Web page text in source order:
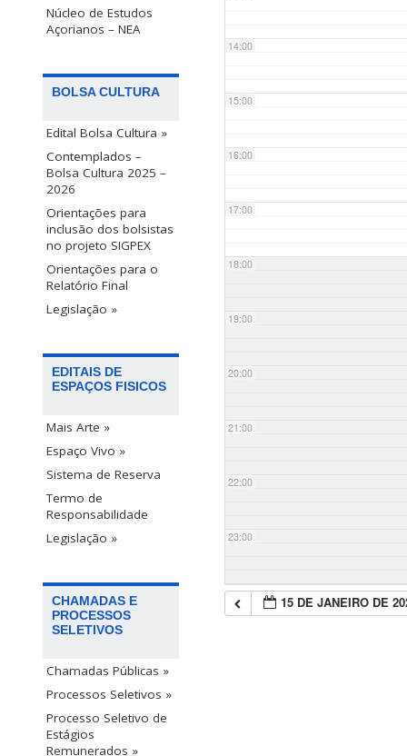
Núcleo de Estudos
Açorianos – NEA
BOLSA CULTURA
Edital Bolsa Cultura »
Contemplados –
Bolsa Cultura 2025 –
2026
Orientações para
inclusão dos bolsistas
no projeto SIGPEX
Orientações para o
Relatório Final
Legislação »
EDITAIS DE
ESPAÇOS FISICOS
Mais Arte »
Espaço Vivo »
Sistema de Reserva
Termo de
Responsabilidade
Legislação »
CHAMADAS E
PROCESSOS
SELETIVOS
Chamadas Públicas »
Processos Seletivos »
Processo Seletivo de
Estágios
Remunerados »
14:00
15:00
16:00
17:00
18:00
19:00
20:00
21:00
22:00
23:00
15 DE JANEIRO DE